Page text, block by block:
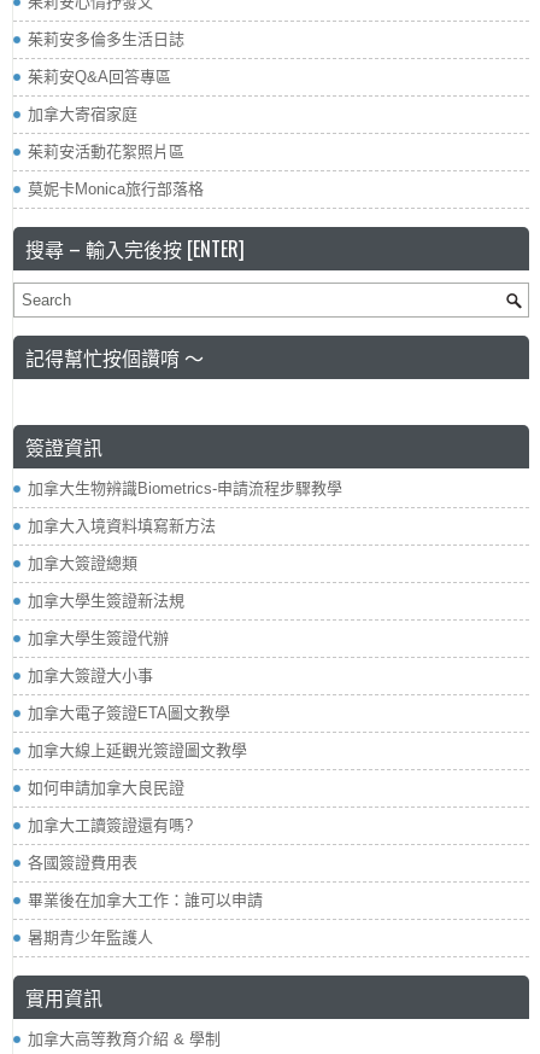
茱莉安多倫多生活日誌
茱莉安Q&A回答專區
加拿大寄宿家庭
茱莉安活動花絮照片區
莫妮卡Monica旅行部落格
搜尋 – 輸入完後按 [ENTER]
記得幫忙按個讚唷 ～
簽證資訊
加拿大生物辨識Biometrics-申請流程步驟教學
加拿大入境資料填寫新方法
加拿大簽證總類
加拿大學生簽證新法規
加拿大學生簽證代辦
加拿大簽證大小事
加拿大電子簽證ETA圖文教學
加拿大線上延觀光簽證圖文教學
如何申請加拿大良民證
加拿大工讀簽證還有嗎?
各國簽證費用表
畢業後在加拿大工作：誰可以申請
暑期青少年監護人
實用資訊
加拿大高等教育介紹 & 學制